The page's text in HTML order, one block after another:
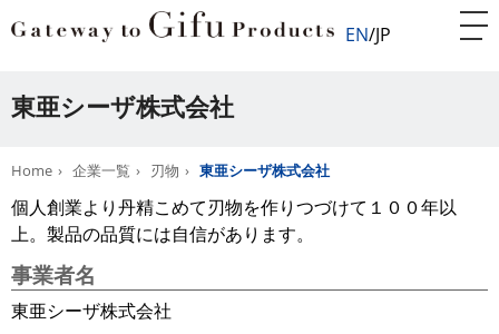
EN JP
東亜シーザ株式会社
Home 企業一覧 刃物 東亜シーザ株式会社
個人創業より丹精こめて刃物を作りつづけて１００年以
上。製品の品質には自信があります。
事業者名
東亜シーザ株式会社